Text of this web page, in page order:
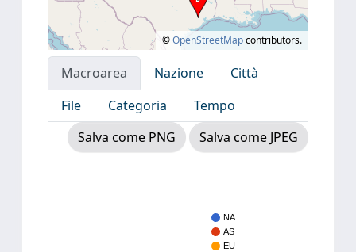
©OpenStreetMapcontributors.
Macroarea Nazione
Città
File
Categoria
Tempo
Salva come PNG
Salva come JPEG
NA
AS
EU